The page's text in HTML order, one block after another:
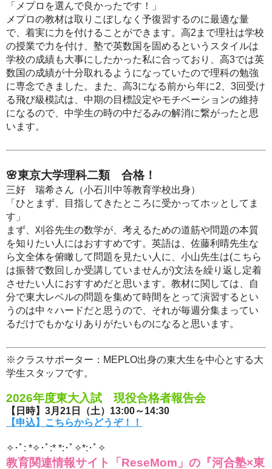
「メプロを選んで良かったです！」
メプロの教材は取りこぼしなく予復習するのに最適な量
で、着実に力を付けることができます。高2まで理社は学校
の授業で力を付け、塾で英数国を固めるというスタイルは
学校の成績も大事にしたかった私に合っており、高3では英
数国の成績が十分取れるようになっていたので理科の勉強
に専念できました。また、高3になる前から年に2、3回受け
る飛び級模試は、中期の目標設定やモチベーションの維持
になるので、中学生の時の中だるみの解消に繋がったと思
います。
🌸東京大学理科二類 合格！
三好 瑞希さん（小石川中等教育学校出身）
「ひとまず、目指してきたところに受かってホッとしてま
す」
まず、刈谷先生の数学が、考えるための道筋や問題の本質
を知りたい人にはおすすめです。英語は、佐藤利晴先生な
ら文全体を俯瞰して問題を見たい人に、小山先生は(こちら
は振替で数回しか受講していませんが)文法を繰り返し定着
させたい人におすすめだと思います。教材に関しては、自
分で東大レベルの問題を集めて時間をとって演習するとい
うのは中々ハードだと思うので、それが毎週分集まってい
るだけでもかなりありがたいものになると思います。
※クラスサポーター：MEPLO出身の東大生を中心とする大
学生スタッフです。
2026年度東大入試 現役合格者報告会
【日時】3月21日（土）13:00～14:30
【申込】こちらからどうぞ！！
✧･ﾟ: *✧･ﾟ:* *:･ﾟ✧*:･ﾟ✧
教育関連情報サイト「ReseMom」の『河合塾×東